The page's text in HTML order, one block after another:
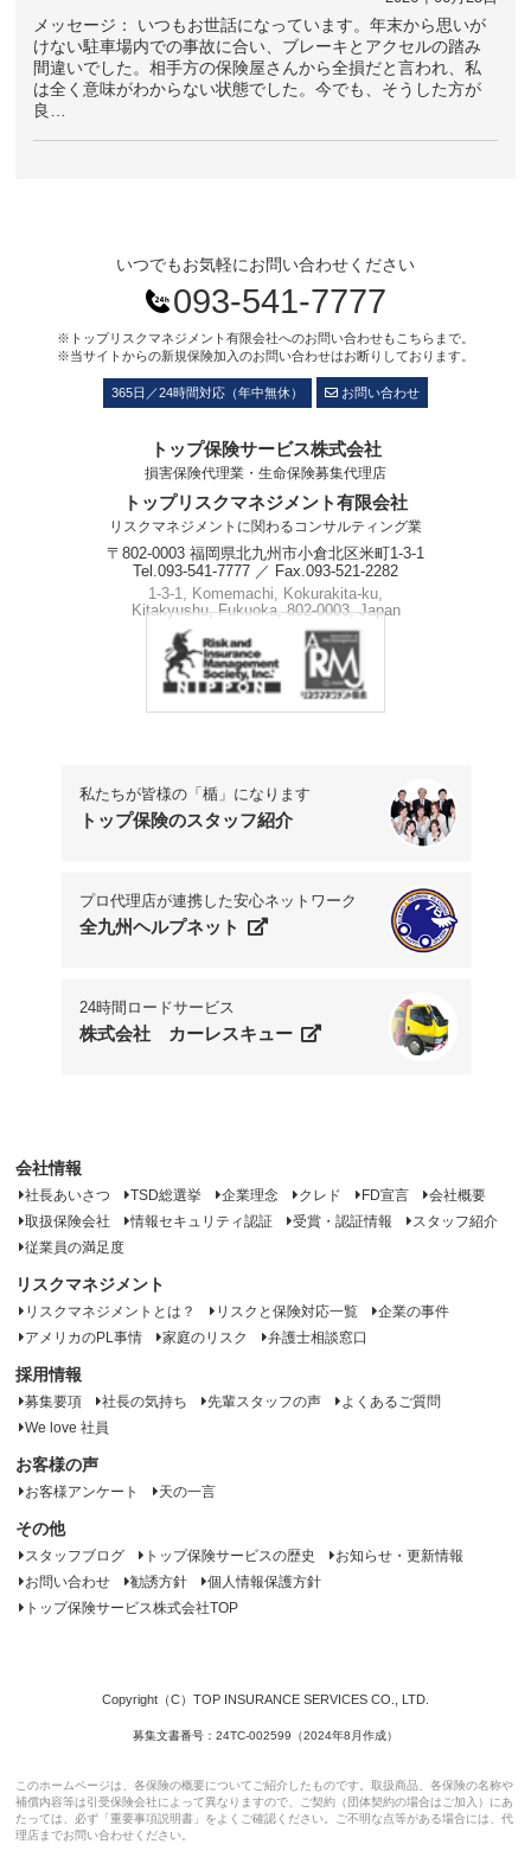
メッセージ： いつもお世話になっています。年末から思いが
けない駐車場内での事故に合い、ブレーキとアクセルの踏み
間違いでした。相手方の保険屋さんから全損だと言われ、私
は全く意味がわからない状態でした。今でも、そうした方が
良…
いつでもお気軽にお問い合わせください
093-541-7777
※トップリスクマネジメント有限会社へのお問い合わせもこちらまで。
※当サイトからの新規保険加入のお問い合わせはお断りしております。
365日／24時間対応（年中無休） お問い合わせ
トップ保険サービス株式会社
損害保険代理業・生命保険募集代理店
トップリスクマネジメント有限会社
リスクマネジメントに関わるコンサルティング業
〒802-0003 福岡県北九州市小倉北区米町1-3-1
Tel.093-541-7777 ／ Fax.093-521-2282
1-3-1, Komemachi, Kokurakita-ku,
Kitakyushu, Fukuoka, 802-0003, Japan
Phone.+81-93-541-7777
私たちが皆様の「楯」になります
トップ保険のスタッフ紹介
プロ代理店が連携した安心ネットワーク
全九州ヘルプネット
24時間ロードサービス
株式会社 カーレスキュー
会社情報
社長あいさつ TSD総選挙 企業理念 クレド FD宣言
会社概要
取扱保険会社
情報セキュリティ認証 受賞・認証情報
スタッフ紹介
従業員の満足度
リスクマネジメント
リスクマネジメントとは？ リスクと保険対応一覧
企業の事件
アメリカのPL事情
家庭のリスク 弁護士相談窓口
採用情報
募集要項 社長の気持ち 先輩スタッフの声
よくあるご質問
We love 社員
お客様の声
お客様アンケート 天の一言
その他
スタッフブログ トップ保険サービスの歴史
お知らせ・更新情報
お問い合わせ
勧誘方針
個人情報保護方針
トップ保険サービス株式会社TOP
Copyright（C）TOP INSURANCE SERVICES CO., LTD.
募集文書番号：24TC-002599（2024年8月作成）
このホームページは、各保険の概要についてご紹介したものです。取扱商品、各保険の名称や
補償内容等は引受保険会社によって異なりますので、ご契約（団体契約の場合はご加入）にあ
たっては、必ず「重要事項説明書」をよくご確認ください。ご不明な点等がある場合には、代
理店までお問い合わせください。